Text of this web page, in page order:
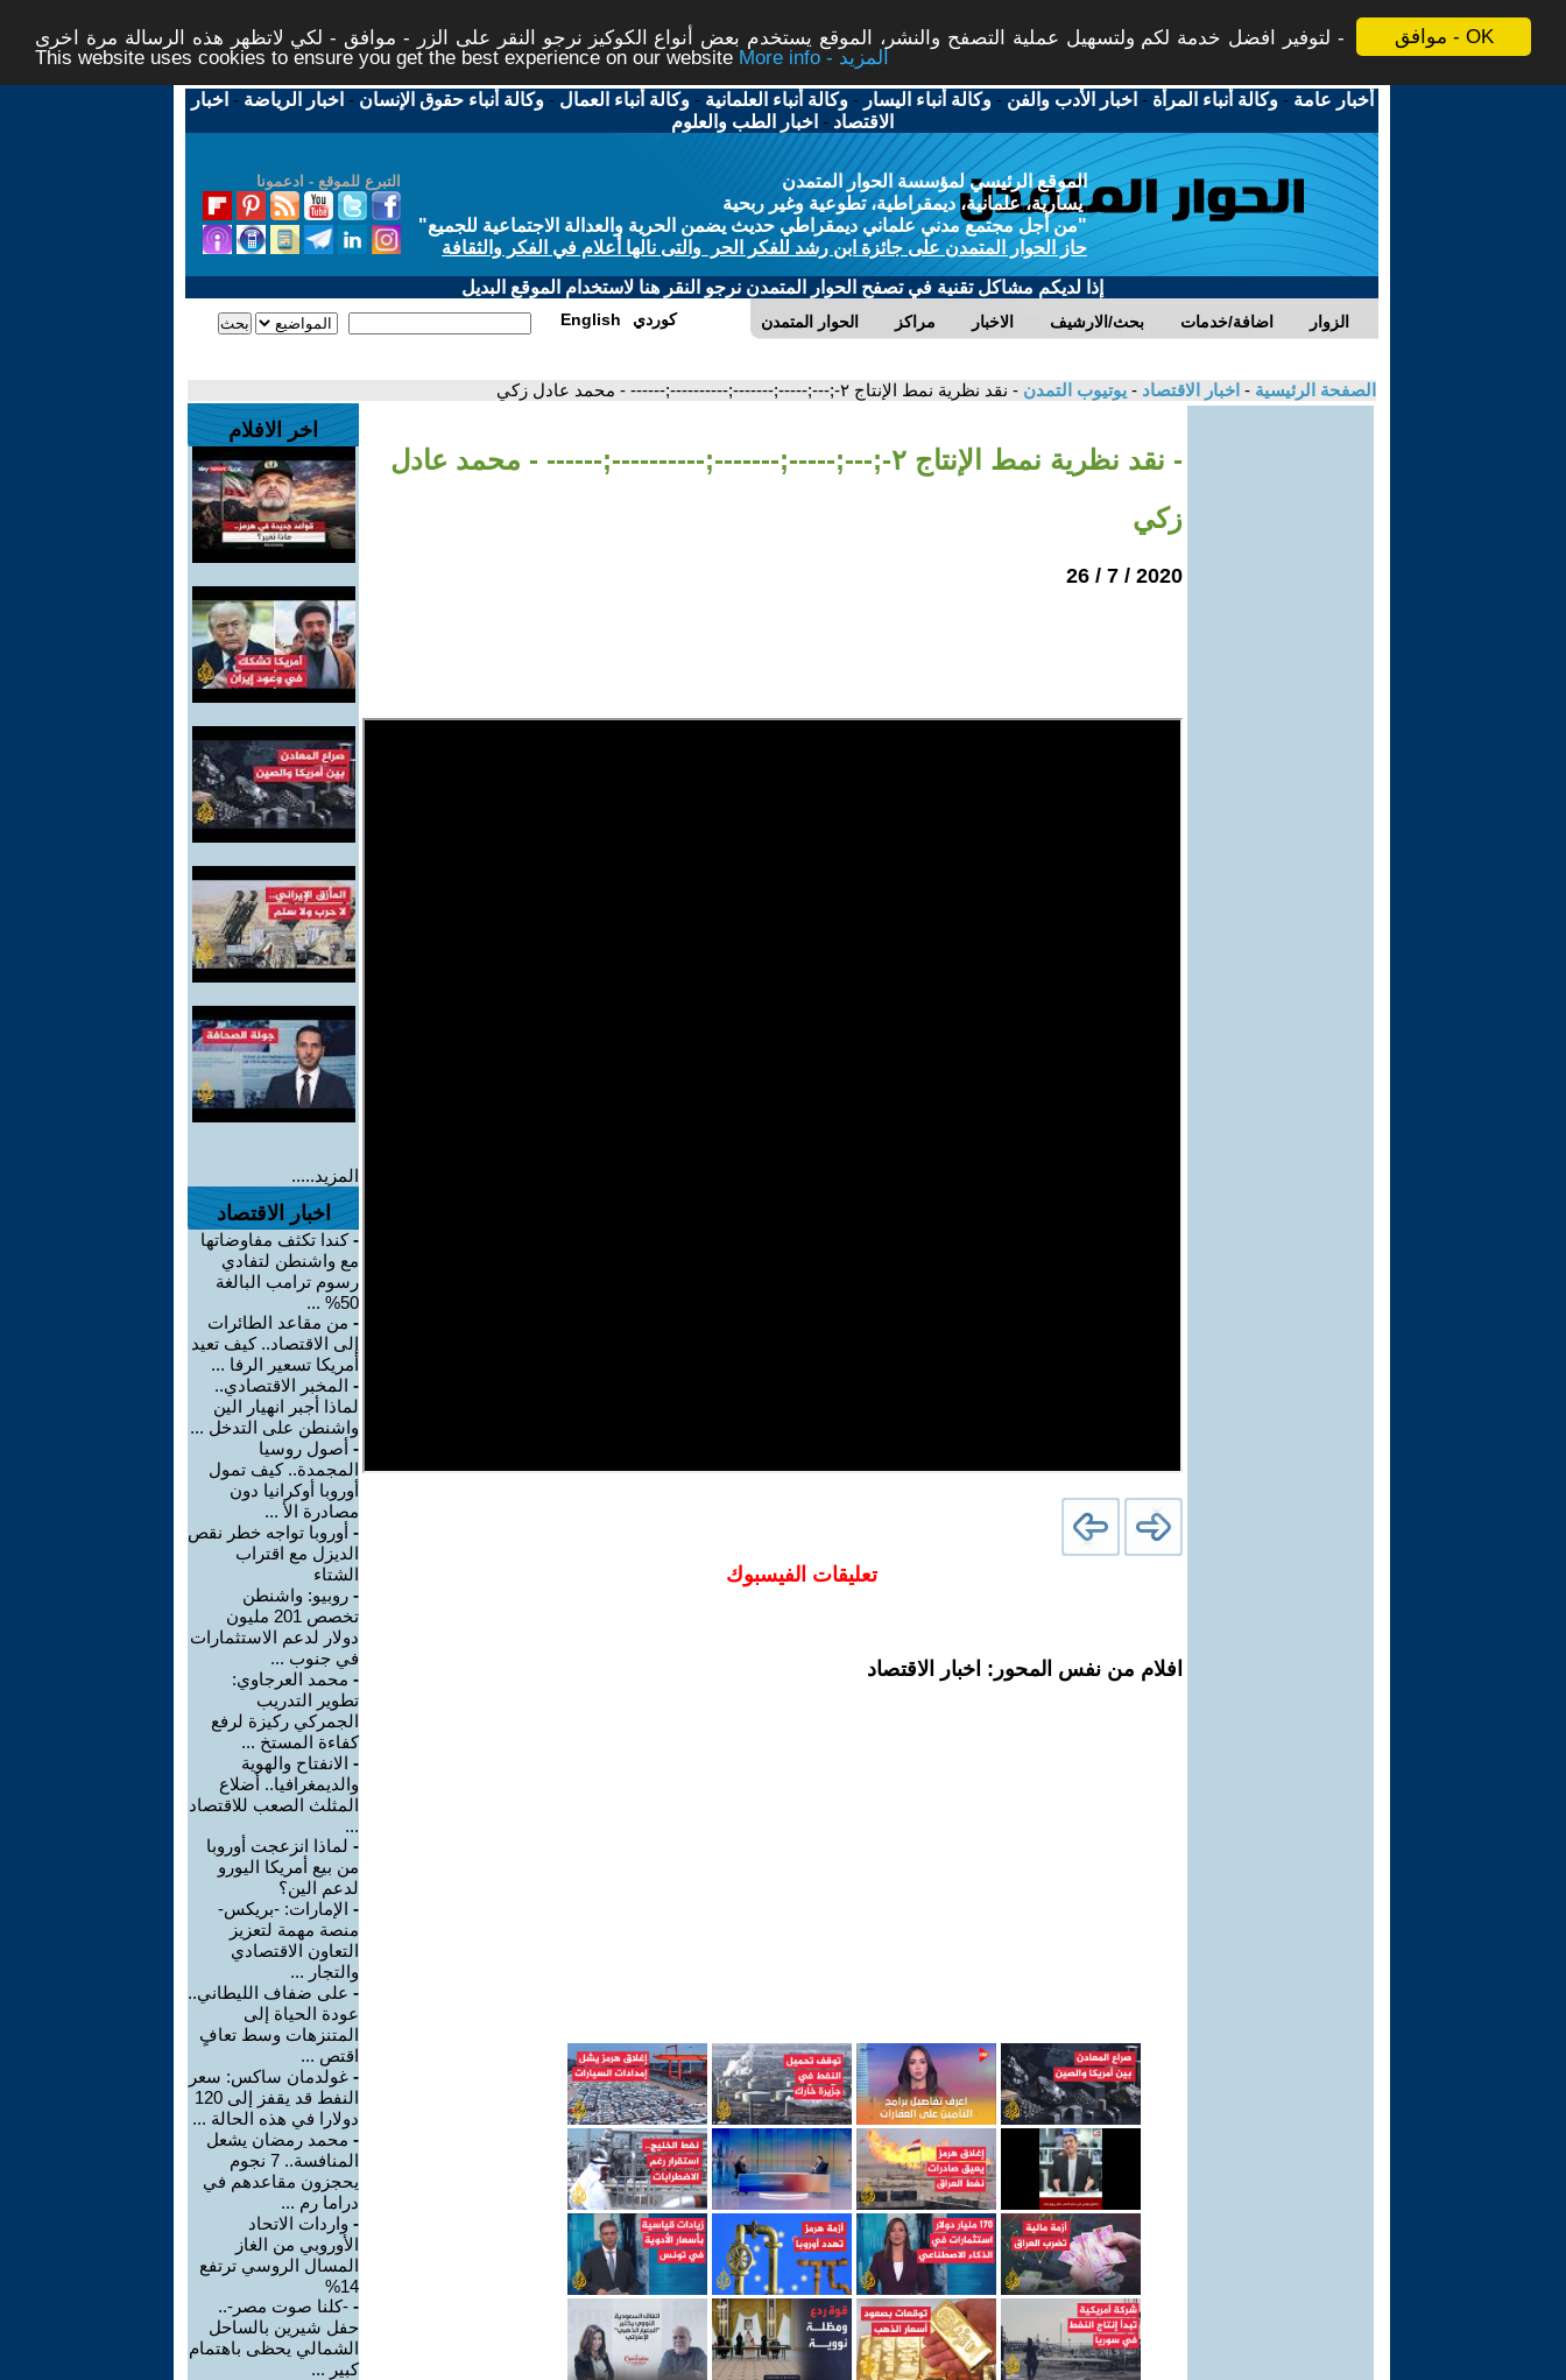
موافق - OK
لتوفير افضل خدمة لكم ولتسهيل عملية التصفح والنشر، الموقع يستخدم بعض أنواع الكوكيز نرجو النقر على الزر - موافق - لكي لاتظهر هذه الرسالة مرة اخرى -
This website uses cookies to ensure you get the best experience on our website
More info - المزيد
أخبار عامة -وكالة أنباء المرأة - اخبار الأدب والفن -وكالة أنباء اليسار -وكالة أنباء العلمانية -وكالة أنباء العمال -وكالة أنباء حقوق الإنسان - اخبار الرياضة - اخبار
الاقتصاد - اخبار الطب والعلوم
التبرع للموقع - ادعمونا
الموقع الرئيسي لمؤسسة الحوار المتمدن
يسارية، علمانية، ديمقراطية، تطوعية وغير ربحية
"من أجل مجتمع مدني علماني ديمقراطي حديث يضمن الحرية والعدالة الاجتماعية للجميع"
حاز الحوار المتمدن على جائزة ابن رشد للفكر الحر والتى نالها أعلام في الفكر والثقافة
إذا لديكم مشاكل تقنية في تصفح الحوار المتمدن نرجو النقر هنا لاستخدام الموقع البديل
الحوار المتمدن مراكز الاخبار بحث/الارشيف اضافة/خدمات الزوار English كوردي
الصفحة الرئيسية - اخبار الاقتصاد - يوتيوب التمدن - نقد نظرية نمط الإنتاج ٢-;---;-----;-------;----------;------ - محمد عادل زكي
- نقد نظرية نمط الإنتاج ٢-;---;-----;-------;----------;------ - محمد عادل
زكي
2020 / 7 / 26
تعليقات الفيسبوك
افلام من نفس المحور: اخبار الاقتصاد
اخر الافلام
المزيد.....
اخبار الاقتصاد
-كندا تكثف مفاوضاتها
مع واشنطن لتفادي
رسوم ترامب البالغة
50% ...
- من مقاعد الطائرات
إلى الاقتصاد.. كيف تعيد
أمريكا تسعير الرفا ...
- المخبر الاقتصادي..
لماذا أجبر انهيار الين
واشنطن على التدخل ...
- أصول روسيا
المجمدة.. كيف تمول
أوروبا أوكرانيا دون
مصادرة الأ ...
- أوروبا تواجه خطر نقص
الديزل مع اقتراب
الشتاء
- روبيو: واشنطن
تخصص 201 مليون
دولار لدعم الاستثمارات
في جنوب ...
- محمد العرجاوي:
تطوير التدريب
الجمركي ركيزة لرفع
كفاءة المستخ ...
- الانفتاح والهوية
والديمغرافيا.. أضلاع
المثلث الصعب للاقتصاد
...
- لماذا انزعجت أوروبا
من بيع أمريكا اليورو
لدعم الين؟
- الإمارات: -بريكس-
منصة مهمة لتعزيز
التعاون الاقتصادي
والتجار ...
- على ضفاف الليطاني..
عودة الحياة إلى
المتنزهات وسط تعافٍ
اقتص ...
- غولدمان ساكس: سعر
النفط قد يقفز إلى 120
دولارا في هذه الحالة ...
- محمد رمضان يشعل
المنافسة.. 7 نجوم
يحجزون مقاعدهم في
دراما رم ...
- واردات الاتحاد
الأوروبي من الغاز
المسال الروسي ترتفع
14%
- -كلنا صوت مصر-..
حفل شيرين بالساحل
الشمالي يحظى باهتمام
كبير ...